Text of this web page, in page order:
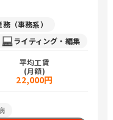
（事務系）
ライティング・編集
平均工賃
(月額)
22,000円